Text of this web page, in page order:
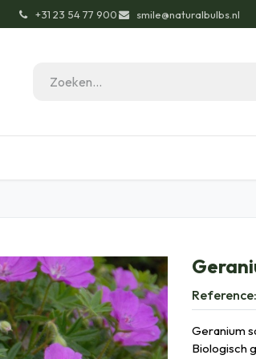
͏+31 23 54 77 900 smile@naturalbulbs.nl
Reference:
Geranium
Biologisch